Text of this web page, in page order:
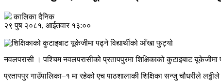
कालिका दैनिक
२९ पुष २०८१, आईतवार १३:००
नवलपरासी । पश्चिम नवलपरासीको प्रतापपुरमा शिक्षिकाको कुटाइबाट
प्रतापपुर गाउँपालिका–१ मा रहेको एच पाठशालाकी शिक्षिका सन्जु चौधरीले